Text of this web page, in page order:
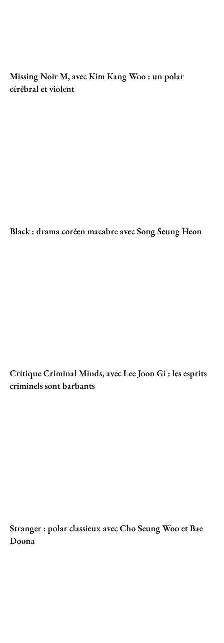
Missing Noir M, avec Kim Kang Woo : un polar
cérébral et violent
Black : drama coréen macabre avec Song Seung Heon
Critique Criminal Minds, avec Lee Joon Gi : les esprits
criminels sont barbants
Stranger : polar classieux avec Cho Seung Woo et Bae
Doona